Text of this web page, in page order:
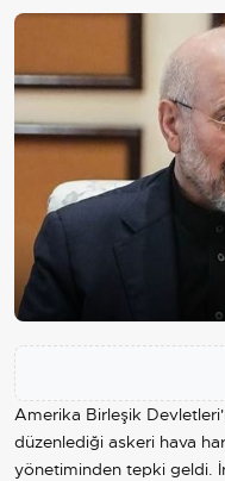
Amerika Birleşik
düzenlediği askeri hava
yönetiminden tepki geldi.